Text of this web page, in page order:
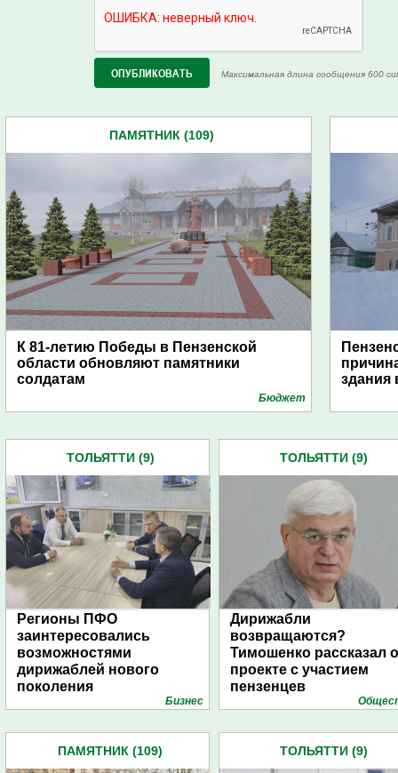
Максимальная длина сообщения 600
ПАМЯТНИК (109)
К 81-летию Победы в Пензенской
области обновляют памятники
солдатам
Бюджет
здания
ТОЛЬЯТТИ (9)
Регионы ПФО
заинтересовались
возможностями
дирижаблей нового
поколения
Бизнес
ТОЛЬЯТТИ (9)
Дирижабли
возвращаются?
Тимошенко рассказал о
проекте с участием
пензенцев
ПАМЯТНИК (109) ТОЛЬЯТТИ (9)